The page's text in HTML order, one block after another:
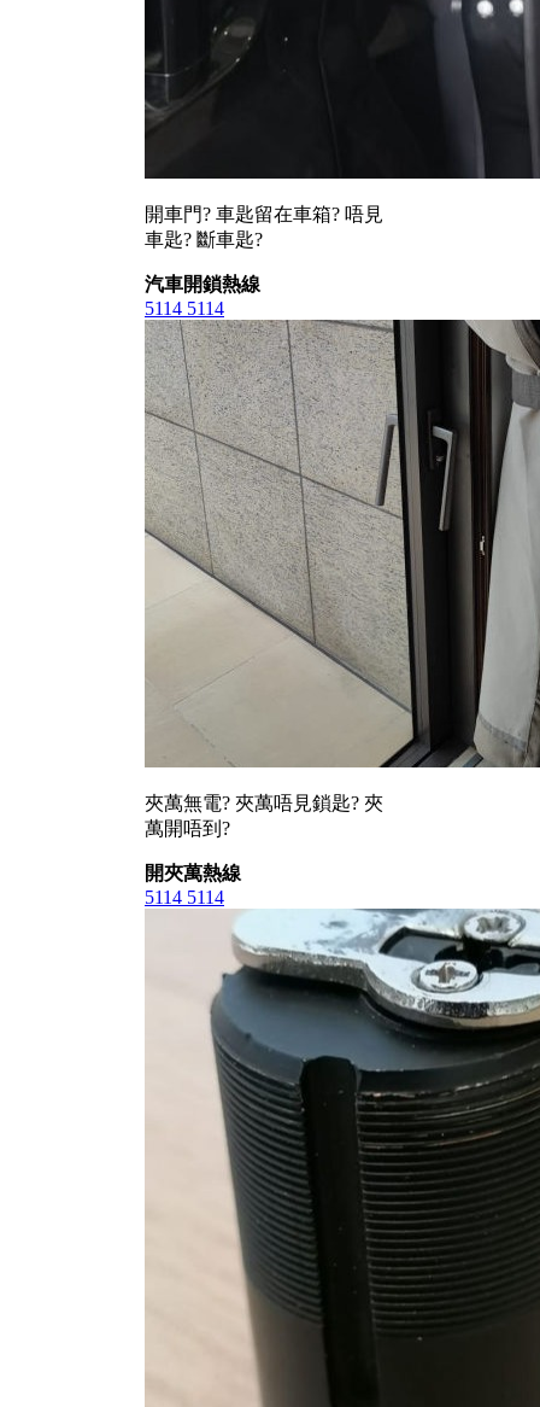
開車門? 車匙留在車箱? 唔見
車匙? 斷車匙?
汽車開鎖熱線
5114 5114
夾萬無電? 夾萬唔見鎖匙? 夾
萬開唔到?
開夾萬熱線
5114 5114